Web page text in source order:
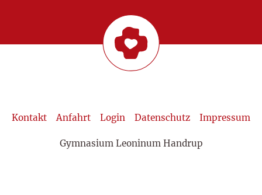
Kontakt Anfahrt Login Datenschutz Impressum
Gymnasium Leoninum Handrup